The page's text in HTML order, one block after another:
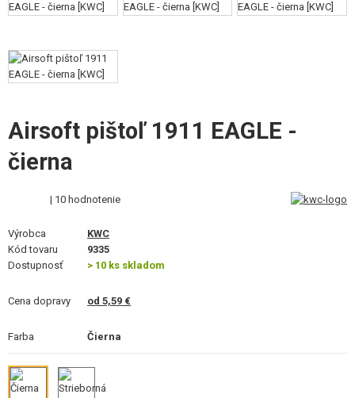
GULIČKY, PLYN
AKUMULÁTORY, NABÍJAČKY
OKULIARE, MASKY
VÝSTROJ, UNIFORMY, PÚZDRA
MASKOVANIE, FARBY, PÁSKY
VYSIELAČKY, HEADSETY, KAMERY
DOPLNKY K ZBRANIAM, POPRUHY
NÁHRADNÉ DIELY ZBRANÍ, UPGRADE
SERVIS A ÚDRŽBA ZBRANÍ
SEBAOBRANA, VÝCVIK, NOŽE
Airsoft pištoľ 1911 EAGLE -
čierna
| 10 hodnotenie
Výrobca
KWC
Kód tovaru
9335
Dostupnosť
> 10 ks skladom
Cena dopravy od 5,59 €
Farba Čierna